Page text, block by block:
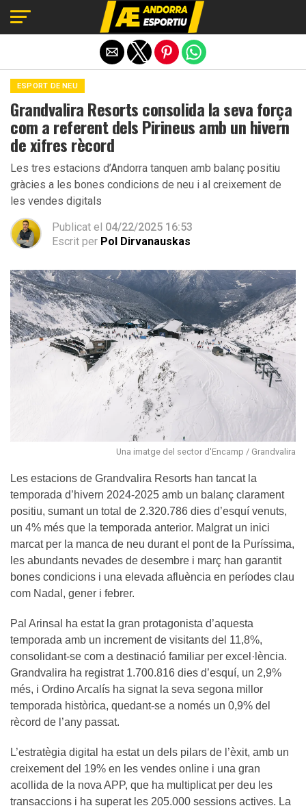
ESPORT DE NEU
Grandvalira Resorts consolida la seva força
com a referent dels Pirineus amb un hivern
de xifres rècord
Les tres estacions d’Andorra tanquen amb balanç positiu
gràcies a les bones condicions de neu i al creixement de
les vendes digitals
Publicat el 04/22/2025 16:53
Escrit per Pol Dirvanauskas
Una imatge del sector d'Encamp / Grandvalira
Les estacions de Grandvalira Resorts han tancat la
temporada d’hivern 2024-2025 amb un balanç clarament
positiu, sumant un total de 2.320.786 dies d’esquí venuts,
un 4% més que la temporada anterior. Malgrat un inici
marcat per la manca de neu durant el pont de la Puríssima,
les abundants nevades de desembre i març han garantit
bones condicions i una elevada afluència en períodes clau
com Nadal, gener i febrer.
Pal Arinsal ha estat la gran protagonista d’aquesta
temporada amb un increment de visitants del 11,8%,
consolidant-se com a destinació familiar per excel·lència.
Grandvalira ha registrat 1.700.816 dies d’esquí, un 2,9%
més, i Ordino Arcalís ha signat la seva segona millor
temporada històrica, quedant-se a només un 0,9% del
rècord de l’any passat.
L’estratègia digital ha estat un dels pilars de l’èxit, amb un
creixement del 19% en les vendes online i una gran
acollida de la nova APP, que ha multiplicat per deu les
transaccions i ha superat les 205.000 sessions actives. La
Exit mobile version